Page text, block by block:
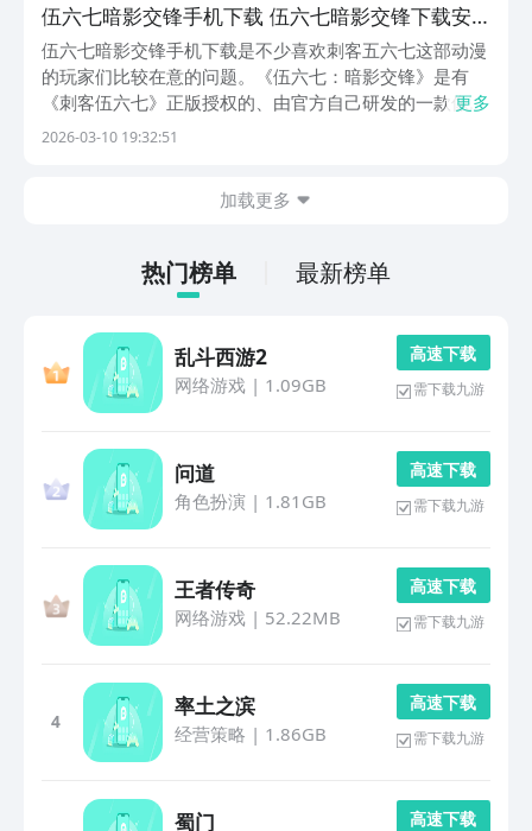
伍六七暗影交锋手机下载 伍六七暗影交锋下载安
装及玩法教程
伍六七暗影交锋手机下载是不少喜欢刺客五六七这部动漫
的玩家们比较在意的问题。《伍六七：暗影交锋》是有
《刺客伍六七》正版授权的、由官方自己研发的一款像素
风格横板类型动作手机游戏，这个游戏当中极高程度的还
更多
2026-03-10 19:32:51
加载更多
热门榜单 最新榜单
乱斗西游2
网络游戏| 1.09GB
高 速 下 载
需下载九游
问道
角色扮演 | 1.81GB
高 速 下 载
需下载九游
王者传奇
网络游戏| 52.22MB
高 速 下 载
需下载九游
4
率土之滨
经营策略 | 1.86GB
高 速 下 载
需下载九游
蜀门 高 速 下 载